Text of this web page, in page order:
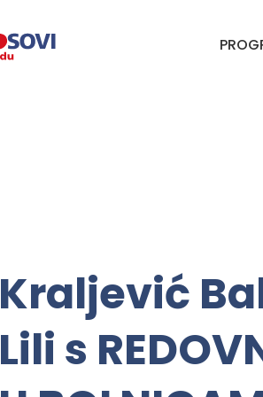
Kraljević
Lili s